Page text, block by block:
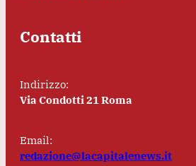
Contatti
Indirizzo:
Via Condotti 21 Roma
Email:
redazione@lacapitalenews.it